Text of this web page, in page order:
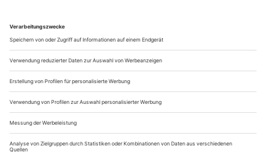
des erworbenen Bezugszeitraumes automatisch in Kraft.
Aus steuerlichen Gründen abweichende Preise für Käufe
außerhalb Deutschlands (Endpreis vor Auslösen der Bestellung
ersichtlich)
9,99 €